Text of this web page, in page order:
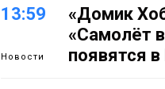
13:59
Новости
«Домик
«Самолёт
появятся